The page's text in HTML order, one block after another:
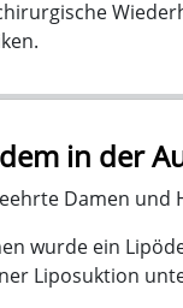
in der
Damen und
wurde ein
Liposuktion